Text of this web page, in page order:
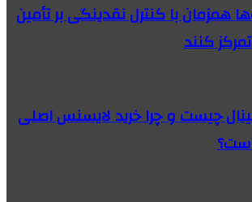
همزمان با کنترل نقدینگی بر تأمین
کنند
چیست و چرا خرید لایسنس اصلی